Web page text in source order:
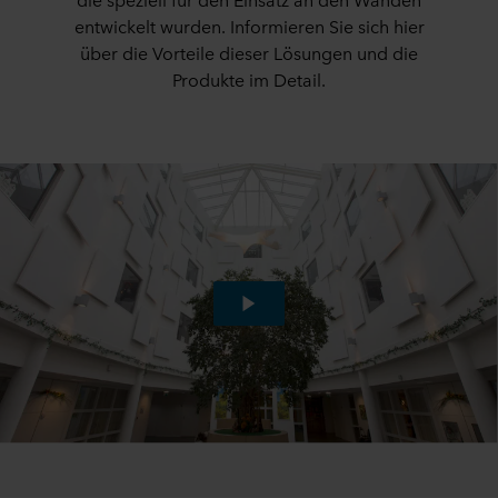
entwickelt wurden. Informieren Sie sich hier
über die Vorteile dieser Lösungen und die
Produkte im Detail.